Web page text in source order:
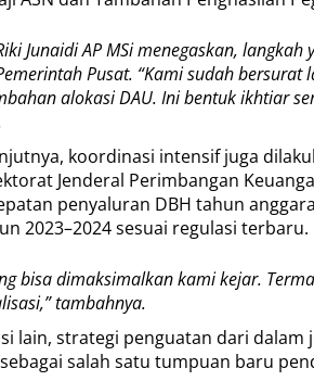
Junaidi AP MSi menegaskan,
Pusat. “Kami sudah bersurat
alokasi DAU. Ini bentuk ikhtiar
koordinasi intensif juga
Jenderal Perimbangan
penyaluran DBH tahun
2023–2024 sesuai regulasi terbaru.
bisa dimaksimalkan kami kejar.
tambahnya.
lain, strategi penguatan dari dalam
salah satu tumpuan baru